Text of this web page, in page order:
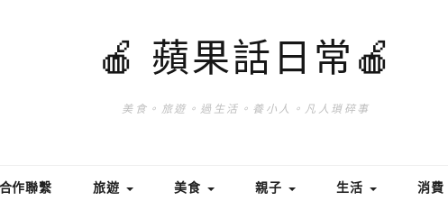
🍎 蘋果話日常🍎
美食。旅遊。過生活。養小人。凡人瑣碎事
合作聯繫 旅遊 美食 親子 生活 消費